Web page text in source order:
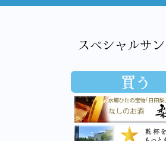
スペシャルサ